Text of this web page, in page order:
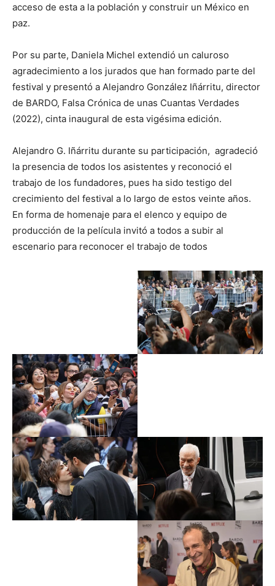
acceso de esta a la población y construir un México en
paz.
Por su parte, Daniela Michel extendió un caluroso
agradecimiento a los jurados que han formado parte del
festival y presentó a Alejandro González Iñárritu, director
de BARDO, Falsa Crónica de unas Cuantas Verdades
(2022), cinta inaugural de esta vigésima edición.
Alejandro G. Iñárritu durante su participación, agradeció
la presencia de todos los asistentes y reconoció el
trabajo de los fundadores, pues ha sido testigo del
crecimiento del festival a lo largo de estos veinte años.
En forma de homenaje para el elenco y equipo de
producción de la película invitó a todos a subir al
escenario para reconocer el trabajo de todos